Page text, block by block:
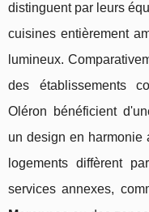
distinguent par leurs
cuisines entièrement
lumineux.
des établissements
Oléron bénéficient
un design en harmonie
logements diffèrent
services annexes,